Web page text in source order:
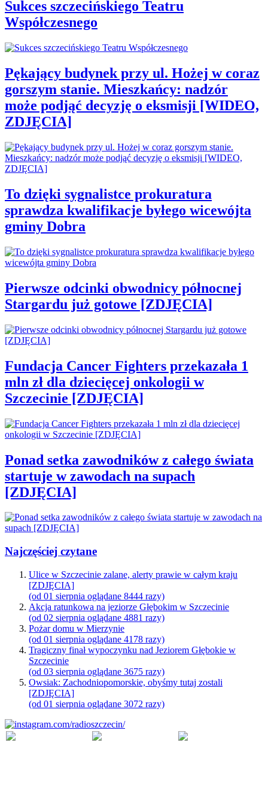
Sukces szczecińskiego Teatru
Współczesnego
Pękający budynek przy ul. Hożej w coraz
gorszym stanie. Mieszkańcy: nadzór
może podjąć decyzję o eksmisji [WIDEO,
ZDJĘCIA]
To dzięki sygnalistce prokuratura
sprawdza kwalifikacje byłego wicewójta
gminy Dobra
Pierwsze odcinki obwodnicy północnej
Stargardu już gotowe [ZDJĘCIA]
Fundacja Cancer Fighters przekazała 1
mln zł dla dziecięcej onkologii w
Szczecinie [ZDJĘCIA]
Ponad setka zawodników z całego świata
startuje w zawodach na supach
[ZDJĘCIA]
Najczęściej czytane
Ulice w Szczecinie zalane, alerty prawie w całym kraju
[ZDJĘCIA]
(od 01 sierpnia oglądane 8444 razy)
Akcja ratunkowa na jeziorze Głębokim w Szczecinie
(od 02 sierpnia oglądane 4881 razy)
Pożar domu w Mierzynie
(od 01 sierpnia oglądane 4178 razy)
Tragiczny finał wypoczynku nad Jeziorem Głębokie w
Szczecinie
(od 03 sierpnia oglądane 3675 razy)
Owsiak: Zachodniopomorskie, obyśmy tutaj zostali
[ZDJĘCIA]
(od 01 sierpnia oglądane 3072 razy)